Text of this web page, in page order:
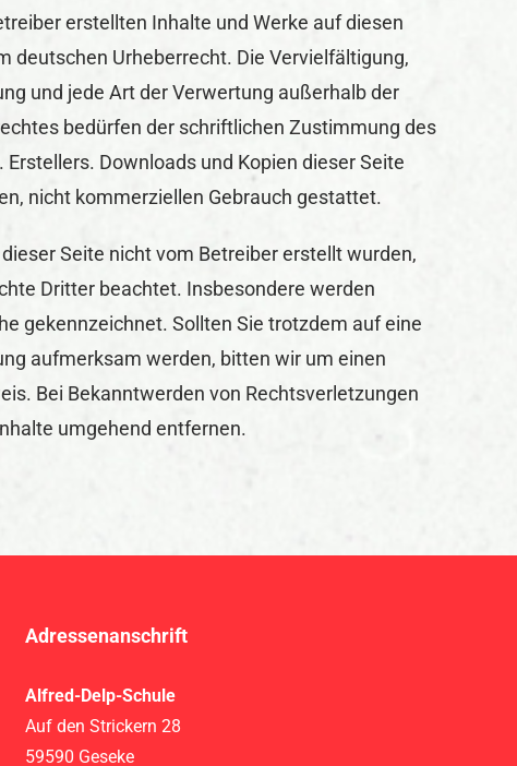
erstellten Inhalte und Werke auf diesen
deutschen Urheberrecht. Die Vervielfältigung,
und jede Art der Verwertung außerhalb der
bedürfen der schriftlichen Zustimmung des
Downloads und Kopien dieser Seite
nicht kommerziellen Gebrauch gestattet.
Seite nicht vom Betreiber erstellt wurden,
Dritter beachtet. Insbesondere werden
gekennzeichnet. Sollten Sie trotzdem auf eine
aufmerksam werden, bitten wir um einen
Bei Bekanntwerden von Rechtsverletzungen
umgehend entfernen.
Adressenanschrift
Alfred-Delp-Schule
Auf den Strickern 28
59590 Geseke